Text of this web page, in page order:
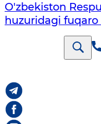
O'zbekiston
huzuridagi